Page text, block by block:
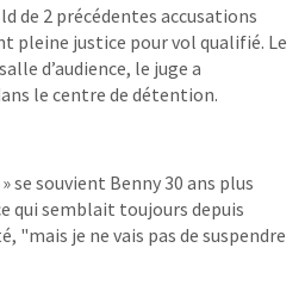
de 2 précédentes accusations
pleine justice pour vol qualifié. Le
d’audience, le juge a
le centre de détention.
se souvient Benny 30 ans plus
qui semblait toujours depuis
"mais je ne vais pas de suspendre